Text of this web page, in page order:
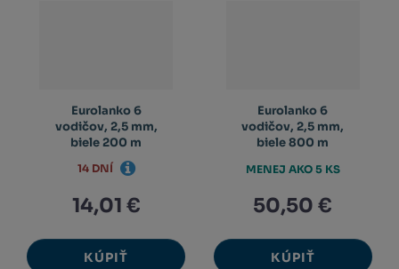
Eurolanko 6
vodičov, 2,5 mm,
biele 200 m
14,01 €
KÚPIŤ
14 DNÍ
Eurolanko 6
vodičov, 2,5 mm,
biele 800 m
50,50 €
KÚPIŤ
MENEJ AKO 5 KS